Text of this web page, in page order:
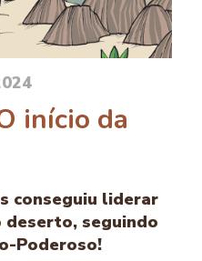
início da
conseguiu liderar
seguindo
Poderoso!